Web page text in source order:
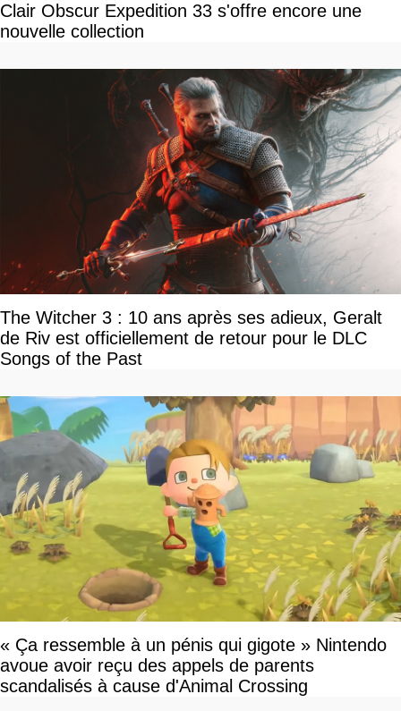
Clair Obscur Expedition 33 s'offre encore une
nouvelle collection
The Witcher 3 : 10 ans après ses adieux, Geralt
de Riv est officiellement de retour pour le DLC
Songs of the Past
« Ça ressemble à un pénis qui gigote » Nintendo
avoue avoir reçu des appels de parents
scandalisés à cause d'Animal Crossing